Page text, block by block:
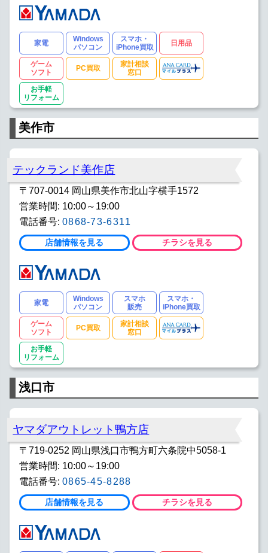
家電
Windows
パソコン
スマホ・
iPhone買取
日用品
ゲーム
ソフト
PC買取
家計相談
窓口
お手軽
リフォーム
美作市
テックランド美作店
〒707-0014 岡山県美作市北山字横手1572
営業時間: 10:00～19:00
電話番号: 0868-73-6311
店舗情報を見る チラシを見る
家電
Windows
パソコン
スマホ
販売
スマホ・
iPhone買取
ゲーム
ソフト
PC買取
家計相談
窓口
お手軽
リフォーム
浅口市
ヤマダアウトレット鴨方店
〒719-0252 岡山県浅口市鴨方町六条院中5058-1
営業時間: 10:00～19:00
電話番号: 0865-45-8288
店舗情報を見る チラシを見る